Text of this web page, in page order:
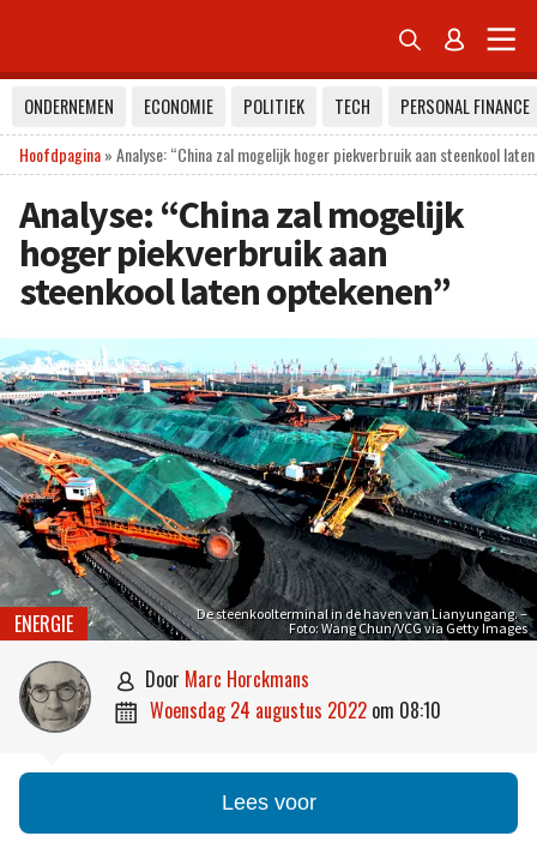
 
ONDERNEMEN ECONOMIE POLITIEK TECH
PERSONAL FINANCE
Hoofdpagina»Analyse: “China zal mogelijk hoger piekverbruik aan steenkool
Analyse: “China zal mogelijk
hoger piekverbruik aan
steenkool laten optekenen”
De steenkoolterminal in de haven van Lianyungang. –
Foto: Wang Chun/VCG via Getty Images
ENERGIE
 door Marc Horckmans
 woensdag 24 augustus 2022 om 08:10
Lees voor